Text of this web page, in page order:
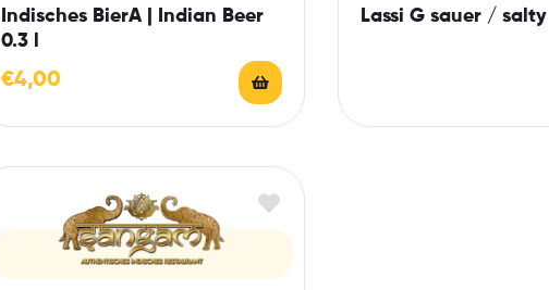
Indisches BierA | Indian Beer
0.3 l
€4,00
Lassi G sauer / salty